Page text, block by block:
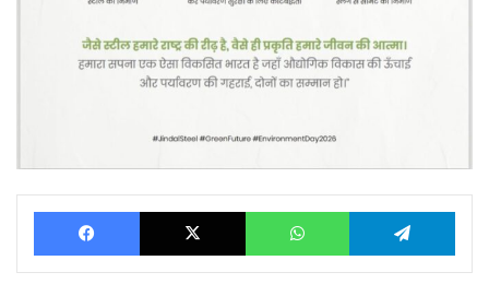
Facebook X WhatsApp